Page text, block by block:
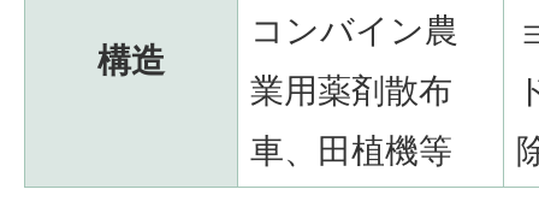
構造
コンバイン農
業用薬剤散布
車、田植機等